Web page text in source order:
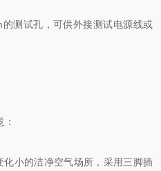
测试孔，可供外接测试电源线或
小的洁净空气场所，采用三脚插